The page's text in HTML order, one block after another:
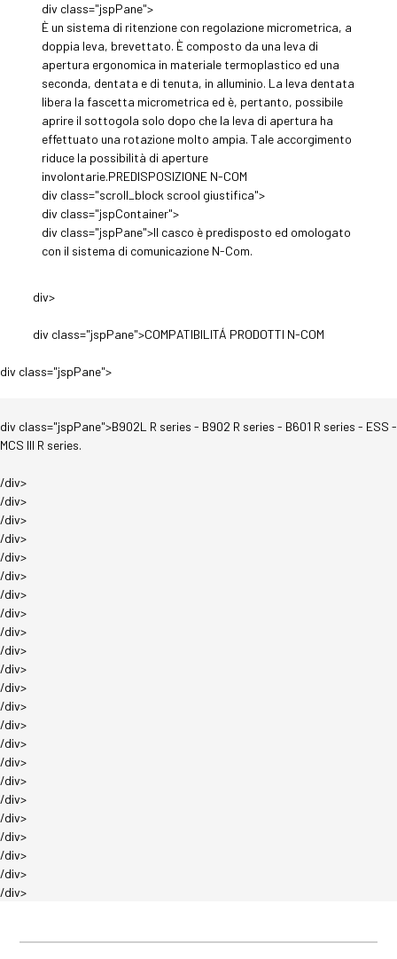
div class="jspPane">
È un sistema di ritenzione con regolazione micrometrica, a
doppia leva, brevettato. È composto da una leva di
apertura ergonomica in materiale termoplastico ed una
seconda, dentata e di tenuta, in alluminio. La leva dentata
libera la fascetta micrometrica ed è, pertanto, possibile
aprire il sottogola solo dopo che la leva di apertura ha
effettuato una rotazione molto ampia. Tale accorgimento
riduce la possibilità di aperture
involontarie.PREDISPOSIZIONE N-COM
div class="scroll_block scrool giustifica">
div class="jspContainer">
div class="jspPane">Il casco è predisposto ed omologato
con il sistema di comunicazione N-Com.
div>
div class="jspPane">COMPATIBILITÁ PRODOTTI N-COM
div class="jspPane">
div class="jspPane">B902L R series - B902 R series - B601 R series - ESS -
MCS III R series.
/div>
/div>
/div>
/div>
/div>
/div>
/div>
/div>
/div>
/div>
/div>
/div>
/div>
/div>
/div>
/div>
/div>
/div>
/div>
/div>
/div>
/div>
/div>